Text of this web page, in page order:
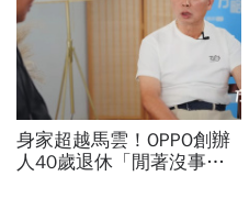
身家超越馬雲！OPPO創辦
人40歲退休「閒著沒事」